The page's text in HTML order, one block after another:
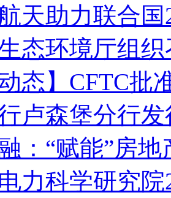
航天助力联合
态环境厅组
动态】CFTC
卢森堡分行
：“赋能”房
力科学研究